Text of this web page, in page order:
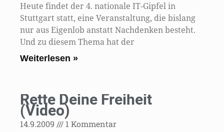
Heute findet der 4. nationale IT-Gipfel in
Stuttgart statt, eine Veranstaltung, die bislang
nur aus Eigenlob anstatt Nachdenken besteht.
Und zu diesem Thema hat der
Weiterlesen »
Rette Deine Freiheit
(Video)
14.9.2009 1 Kommentar